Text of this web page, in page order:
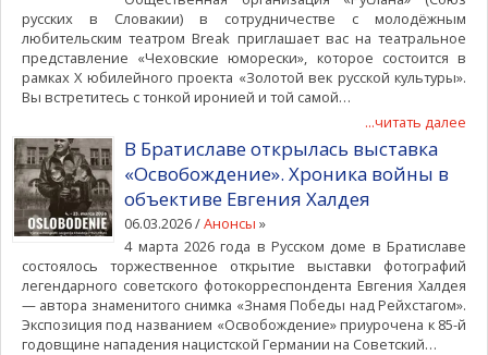
русских в Словакии) в сотрудничестве с молодёжным
любительским театром Break приглашает вас на театральное
представление «Чеховские юморески», которое состоится в
рамках X юбилейного проекта «Золотой век русской культуры».
Вы встретитесь с тонкой иронией и той самой…
...читать далее
В Братиславе открылась выставка
«Освобождение». Хроника войны в
объективе Евгения Халдея
06.03.2026 /Анонсы »
4 марта 2026 года в Русском доме в Братиславе
состоялось торжественное открытие выставки фотографий
легендарного советского фотокорреспондента Евгения Халдея
— автора знаменитого снимка «Знамя Победы над Рейхстагом».
Экспозиция под названием «Освобождение» приурочена к 85-й
годовщине нападения нацистской Германии на Советский…